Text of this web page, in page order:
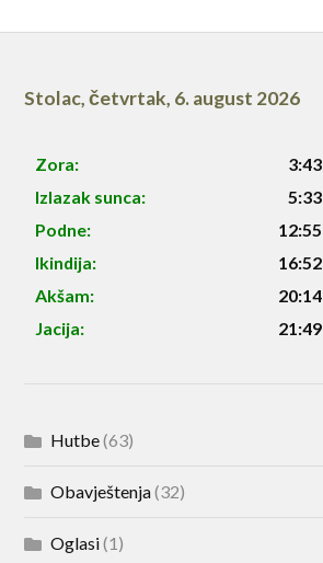
Stolac,četvrtak, 6. august 2026
Zora:
3:43
Izlazak sunca:
5:33
Podne:
12:55
Ikindija:
16:52
Akšam:
20:14
Jacija:
21:49
Hutbe(63)
Obavještenja(32)
Oglasi(1)